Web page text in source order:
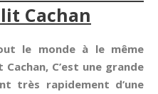
Cachan
le monde à le même
C’est une grande
très rapidement d’une